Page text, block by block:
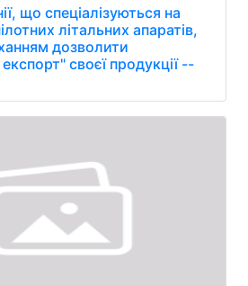
що спеціалізуються на
літальних апаратів,
дозволити
своєї продукції --